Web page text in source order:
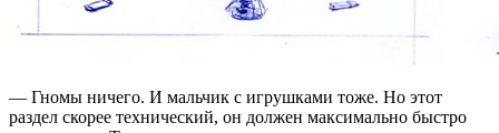
— Гномы ничего. И мальчик с игрушками тоже. Но этот
раздел скорее технический, он должен максимально быстро